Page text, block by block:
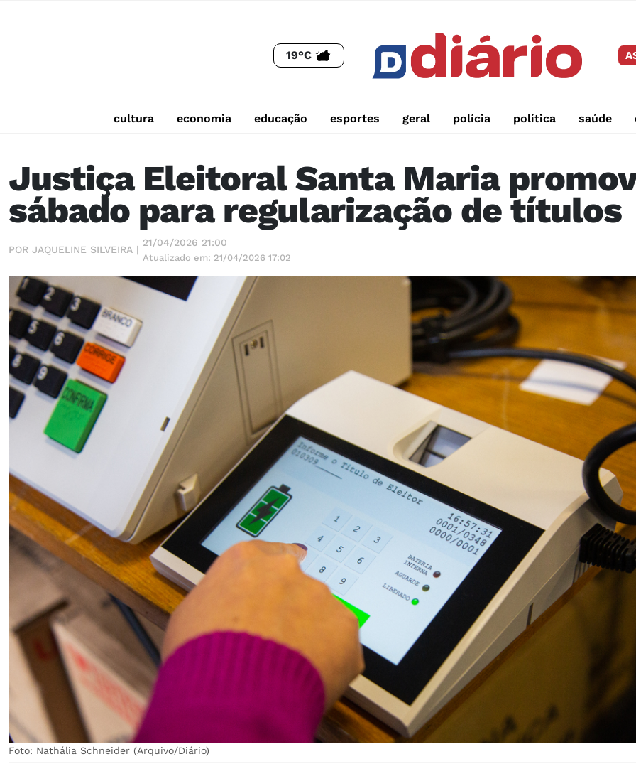
19°C
cultura economia educação esportes geral polícia política saúde
Justiça Eleitoral Santa Maria
sábado para regularização de títulos
POR JAQUELINE SILVEIRA |
21/04/2026 21:00
Atualizado em: 21/04/2026 17:02
Foto: Nathália Schneider (Arquivo/Diário)